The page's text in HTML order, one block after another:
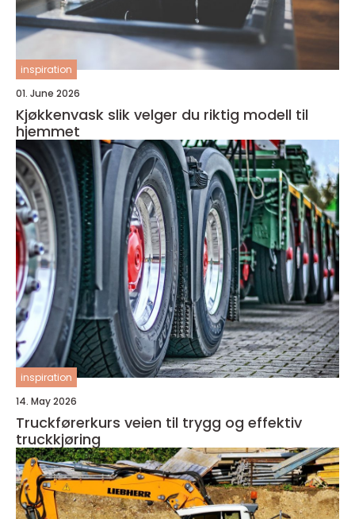
inspiration
01. June 2026
Kjøkkenvask slik velger du riktig modell til
hjemmet
inspiration
14. May 2026
Truckførerkurs veien til trygg og effektiv
truckkjøring